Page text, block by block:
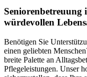
würdevollen
Benötigen Sie
einen geliebten
breite Palette an
Pflegeleistungen. Unser